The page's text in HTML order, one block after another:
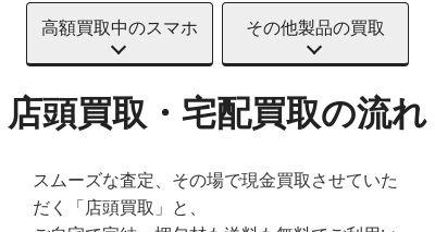
高額買取中のスマホ その他製品の買取
店頭買取・宅配買取の流れ
スムーズな査定、その場で現金買取させていた
だく「店頭買取」と、